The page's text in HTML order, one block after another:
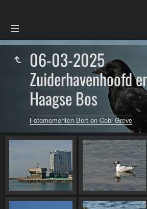
06-03-2025
Zuiderhavenhoofd
Haagse Bos
Fotomomenten Bert en Cobi Greve